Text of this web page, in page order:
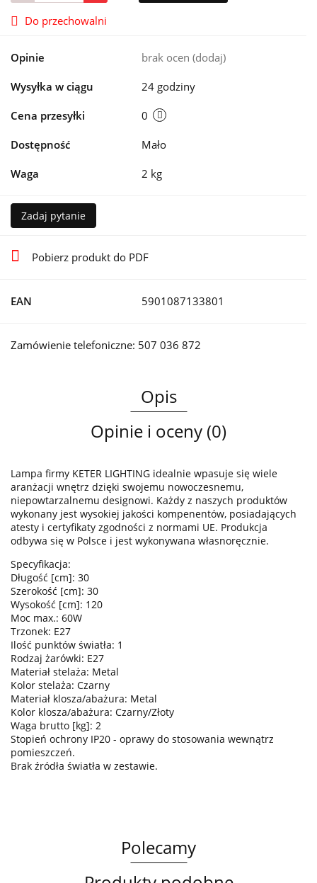
Do przechowalni
Opinie brak ocen (dodaj)
Wysyłka w ciągu 24 godziny
Cena przesyłki 0
Dostępność Mało
Waga 2 kg
Zadaj pytanie
Pobierz produkt do PDF
EAN 5901087133801
Zamówienie telefoniczne: 507 036 872
Opis
Opinie i oceny (0)
Lampa firmy KETER LIGHTING idealnie wpasuje się wiele
aranżacji wnętrz dzięki swojemu nowoczesnemu,
niepowtarzalnemu designowi. Każdy z naszych produktów
wykonany jest wysokiej jakości kompenentów, posiadających
atesty i certyfikaty zgodności z normami UE. Produkcja
odbywa się w Polsce i jest wykonywana własnoręcznie.
Specyfikacja:
Długość [cm]: 30
Szerokość [cm]: 30
Wysokość [cm]: 120
Moc max.: 60W
Trzonek: E27
Ilość punktów światła: 1
Rodzaj żarówki: E27
Materiał stelaża: Metal
Kolor stelaża: Czarny
Materiał klosza/abażura: Metal
Kolor klosza/abażura: Czarny/Złoty
Waga brutto [kg]: 2
Stopień ochrony IP20 - oprawy do stosowania wewnątrz
pomieszczeń.
Brak źródła światła w zestawie.
Polecamy